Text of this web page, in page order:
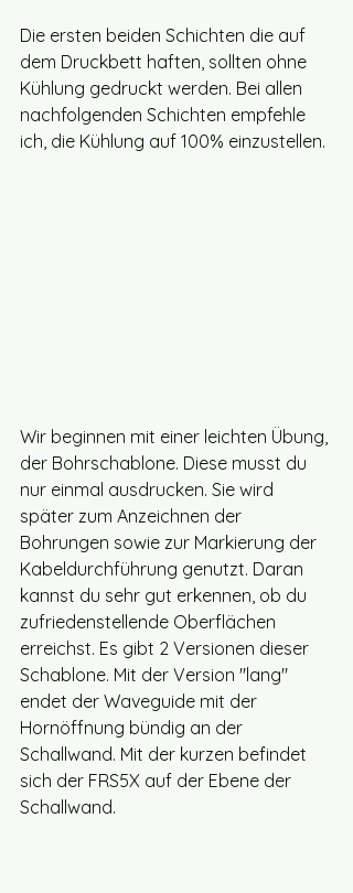
Die ersten beiden Schichten die auf
dem Druckbett haften, sollten ohne
Kühlung gedruckt werden. Bei allen
nachfolgenden Schichten empfehle
ich, die Kühlung auf 100% einzustellen.
Wir beginnen mit einer leichten Übung,
der Bohrschablone. Diese musst du
nur einmal ausdrucken. Sie wird
später zum Anzeichnen der
Bohrungen sowie zur Markierung der
Kabeldurchführung genutzt. Daran
kannst du sehr gut erkennen, ob du
zufriedenstellende Oberflächen
erreichst. Es gibt 2 Versionen dieser
Schablone. Mit der Version "lang"
endet der Waveguide mit der
Hornöffnung bündig an der
Schallwand. Mit der kurzen befindet
sich der FRS5X auf der Ebene der
Schallwand.